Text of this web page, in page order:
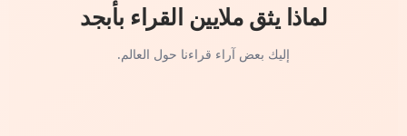
لماذا يثق ملايين القراء بأبجد
إليك بعض آراء قراءنا حول العالم.